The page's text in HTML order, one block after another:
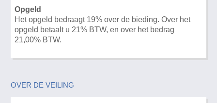
Opgeld
Het opgeld bedraagt 19% over de bieding. Over het
opgeld betaalt u 21% BTW, en over het bedrag
21,00% BTW.
OVER DE VEILING